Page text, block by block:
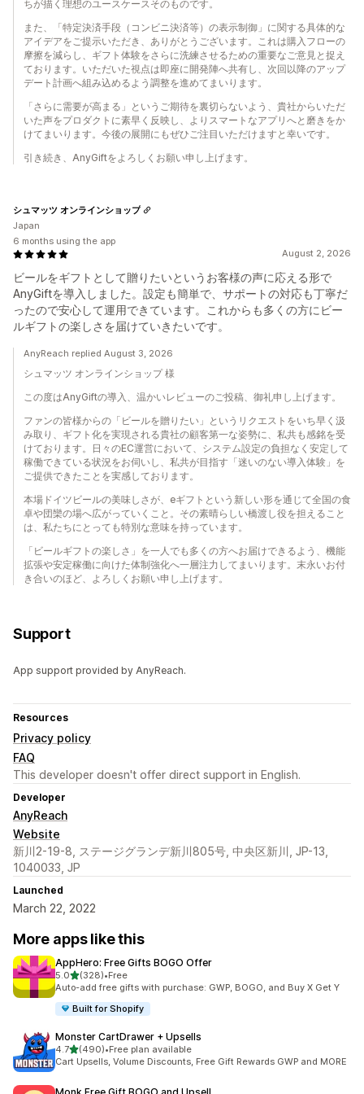
ちが描く理想のユースケースそのものです。
また、「特定決済手段（コンビニ決済等）の表示制御」に関する具体的な
アイデアをご提示いただき、ありがとうございます。これは購入フローの
摩擦を減らし、ギフト体験をさらに洗練させるための重要なご意見と捉え
ております。いただいた視点は即座に開発陣へ共有し、次回以降のアップ
デート計画へ組み込めるよう調整を進めてまいります。
「さらに需要が高まる」というご期待を裏切らないよう、貴社からいただ
いた声をプロダクトに素早く反映し、よりスマートなアプリへと磨きをか
けてまいります。今後の展開にもぜひご注目いただけますと幸いです。
引き続き、AnyGiftをよろしくお願い申し上げます。
August 2, 2026
ビールをギフトとして贈りたいというお客様の声に応える形で
AnyGiftを導入しました。設定も簡単で、サポートの対応も丁寧だ
ったので安心して運用できています。これからも多くの方にビー
ルギフトの楽しさを届けていきたいです。
シュマッツ オンラインショップ
Japan
6 months using the app
AnyReach replied August 3, 2026
シュマッツ オンラインショップ 様
この度はAnyGiftの導入、温かいレビューのご投稿、御礼申し上げます。
ファンの皆様からの「ビールを贈りたい」というリクエストをいち早く汲
み取り、ギフト化を実現される貴社の顧客第一な姿勢に、私共も感銘を受
けております。日々のEC運営において、システム設定の負担なく安定して
稼働できている状況をお伺いし、私共が目指す「迷いのない導入体験」を
ご提供できたことを実感しております。
本場ドイツビールの美味しさが、eギフトという新しい形を通じて全国の食
卓や団欒の場へ広がっていくこと。その素晴らしい橋渡し役を担えること
は、私たちにとっても特別な意味を持っています。
「ビールギフトの楽しさ」を一人でも多くの方へお届けできるよう、機能
拡張や安定稼働に向けた体制強化へ一層注力してまいります。末永いお付
き合いのほど、よろしくお願い申し上げます。
Support
App support provided by AnyReach.
Resources
Privacy policy
FAQ
This developer doesn't offer direct support in English.
Developer
AnyReach
Website
新川2-19-8, ステージグランデ新川805号, 中央区新川, JP-13,
1040033, JP
Launched
March 22, 2022
More apps like this
AppHero: Free Gifts BOGO Offer
5.0out of 5 stars
(328)
328 total reviews
•Free
Auto-add free gifts with purchase: GWP, BOGO, and Buy X Get Y
Built for Shopify
Monster CartDrawer + Upsells
4.7out of 5 stars
(490)
490 total reviews
•Free plan available
Cart Upsells, Volume Discounts, Free Gift Rewards GWP and MORE